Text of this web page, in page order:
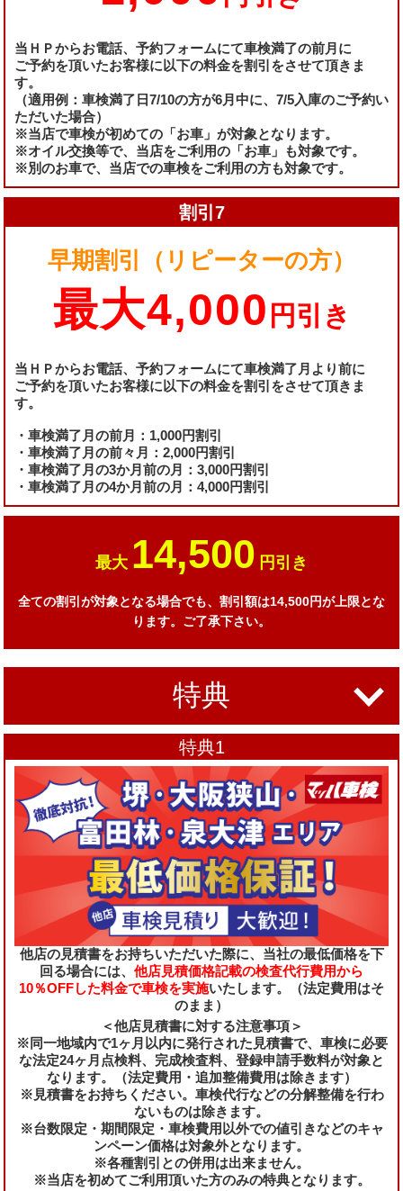
当ＨＰからお電話、予約フォームにて車検満了の前月に
ご予約を頂いたお客様に以下の料金を割引をさせて頂きま
す。
（適用例：車検満了日7/10の方が6月中に、7/5入庫のご予約い
ただいた場合）
※当店で車検が初めての「お車」が対象となります。
※オイル交換等で、当店をご利用の「お車」も対象です。
※別のお車で、当店での車検をご利用の方も対象です。
割引7
早期割引（リピーターの方）
最大4,000 円引き
当ＨＰからお電話、予約フォームにて車検満了月より前に
ご予約を頂いたお客様に以下の料金を割引をさせて頂きま
す。
・車検満了月の前月：1,000円割引
・車検満了月の前々月：2,000円割引
・車検満了月の3か月前の月：3,000円割引
・車検満了月の4か月前の月：4,000円割引
最大 14,500 円引き
全ての割引が対象となる場合でも、割引額は14,500円が上限とな
ります。ご了承下さい。
特典
特典1
他店の見積書をお持ちいただいた際に、当社の最低価格を下
回る場合には、 他店見積価格記載の検査代行費用から
10％OFFした料金で車検を実施いたします。（法定費用はそ
のまま）
＜他店見積書に対する注意事項＞
※同一地域内で1ヶ月以内に発行された見積書で、車検に必要
な法定24ヶ月点検料、完成検査料、登録申請手数料が対象と
なります。（法定費用・追加整備費用は除きます）
※見積書をお持ちください。車検代行などの分解整備を行わ
ないものは除きます。
※台数限定・期間限定・車検費用以外での値引きなどのキャ
ンペーン価格は対象外となります。
※各種割引との併用は出来ません。
※当店を初めてご利用頂いた方のみの特典となります。